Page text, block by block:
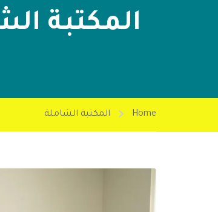
المكتبة
Home المكتبة الشاملة